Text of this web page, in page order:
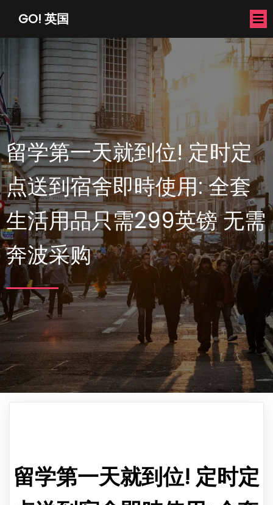
GO! 英国
留学第一天就到位! 定时定
点送到宿舍即時使用: 全套
生活用品只需299英镑 无需
奔波采购
留学第一天就到位! 定时定